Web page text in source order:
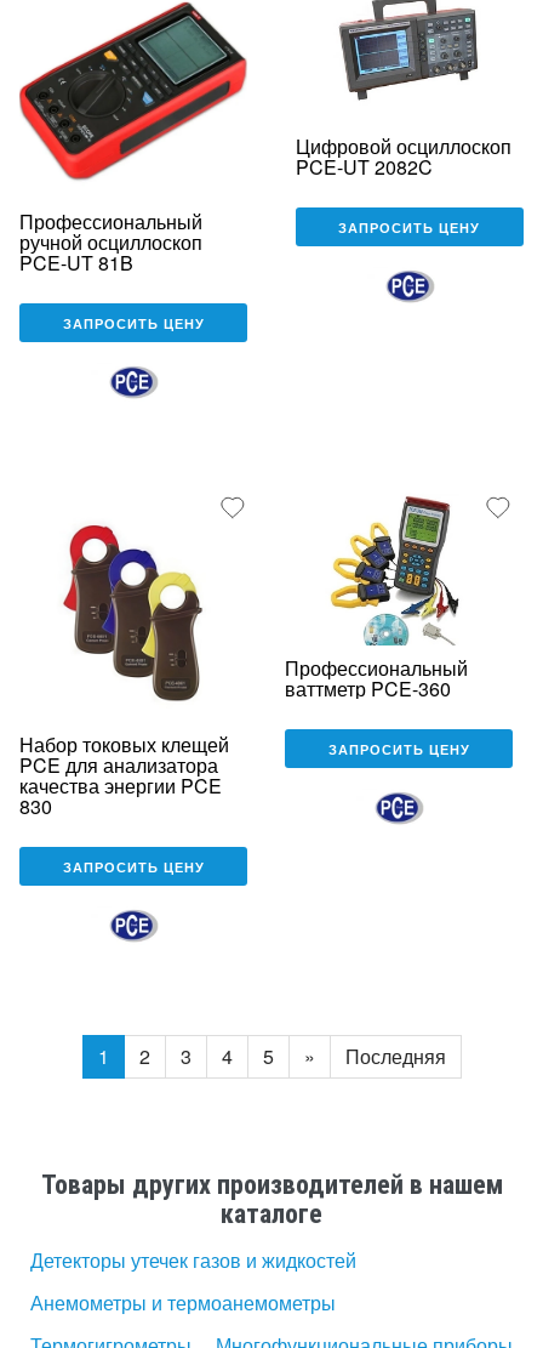
Профессиональный
ручной осциллоскоп
PCE-UT 81B
ЗАПРОСИТЬ ЦЕНУ
Цифровой осциллоскоп
PCE-UT 2082C
ЗАПРОСИТЬ ЦЕНУ
Набор токовых клещей
PCE для анализатора
качества энергии PCE
830
ЗАПРОСИТЬ ЦЕНУ
Профессиональный
ваттметр PCE-360
ЗАПРОСИТЬ ЦЕНУ
1 2 3 4 5 » Последняя
Товары других производителей в нашем
каталоге
Детекторы утечек газов и жидкостей
Анемометры и термоанемометры